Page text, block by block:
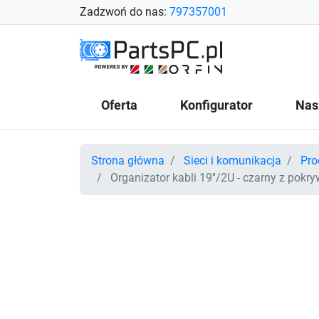
Zadzwoń do nas: 797357001
Oferta Konfigurator
Strona główna Sieci i komunikacja
Organizator kabli 19''/2U - czarny z